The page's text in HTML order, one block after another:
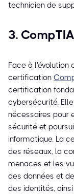
technicien de
3.
Face à l'évolution
certification
certification
cybersécurité.
nécessaires pour
sécurité et
informatique. La
des réseaux, la
menaces et les
des données et
des identités,